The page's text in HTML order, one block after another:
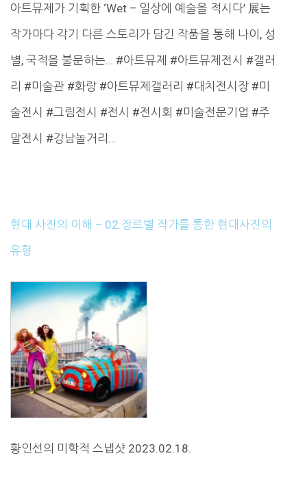
아트뮤제가 기획한 ‘Wet – 일상에 예술을 적시다’ 展는
작가마다 각기 다른 스토리가 담긴 작품을 통해 나이, 성
별, 국적을 불문하는… #아트뮤제 #아트뮤제전시 #갤러
리 #미술관 #화랑 #아트뮤제갤러리 #대치전시장 #미
술전시 #그림전시 #전시 #전시회 #미술전문기업 #주
말전시 #강남놀거리…
현대 사진의 이해 – 02.장르별 작가를 통한 현대사진의
유형
황인선의 미학적 스냅샷 2023.02.18.